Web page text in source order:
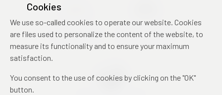
conference centre
konferenční centrum
Cookies
We use so-called cookies to operate our website. Cookies
are files used to personalize the content of the website, to
measure its functionality and to ensure your maximum
satisfaction.
You consent to the use of cookies by clicking on the "OK"
button.